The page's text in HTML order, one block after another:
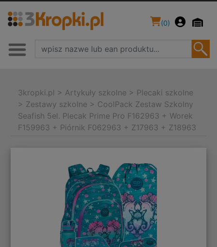
(0)
3kropki.pl > Artykuły szkolne > Plecaki szkolne
> Zestawy szkolne > CoolPack Zestaw Szkolny
Seafish 5el. Plecak Prime Pro F162963 + Worek
F159963 + Piórnik F062963 + Z17963 + Z18963